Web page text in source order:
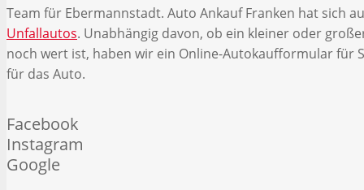
Team für Ebermannstadt. Auto Ankauf Franken hat sich
Unfallautos. Unabhängig davon, ob ein kleiner oder
noch wert ist, haben wir ein Online-Autokaufformular für
für das Auto.
Facebook
Instagram
Google